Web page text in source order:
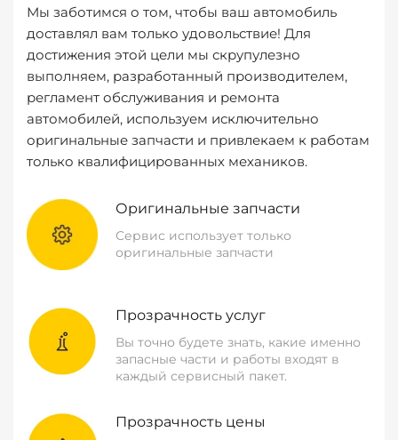
Мы заботимся о том, чтобы ваш автомобиль
доставлял вам только удовольствие! Для
достижения этой цели мы скрупулезно
выполняем, разработанный производителем,
регламент обслуживания и ремонта
автомобилей, используем исключительно
оригинальные запчасти и привлекаем к работам
только квалифицированных механиков.
Оригинальные запчасти
Сервис использует только
оригинальные запчасти
Прозрачность услуг
Вы точно будете знать, какие именно
запасные части и работы входят в
каждый сервисный пакет.
Прозрачность цены